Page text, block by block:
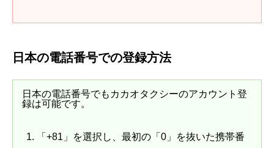
日本の電話番号での登録方法
日本の電話番号でもカカオタクシーのアカウント登
録は可能です。
「+81」を選択し、最初の「0」を抜いた携帯番